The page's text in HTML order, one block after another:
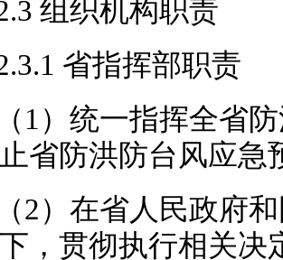
组织机构职责
省指挥部职责
统一指挥全省防
省防洪防台风应急
在省人民政府和
，贯彻执行相关决